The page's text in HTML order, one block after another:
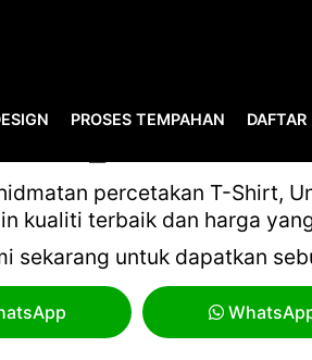
PROSES TEMPAHAN DAFTAR
percetakan T-Shirt,
kualiti terbaik dan harga
sekarang untuk dapatkan